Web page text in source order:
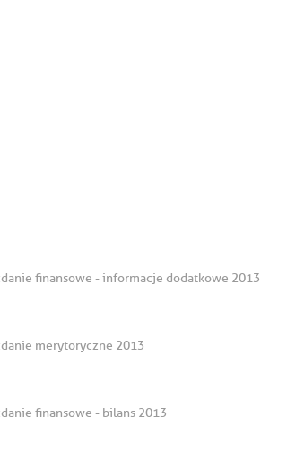
finansowe - informacje dodatkowe 2013
merytoryczne 2013
finansowe - bilans 2013